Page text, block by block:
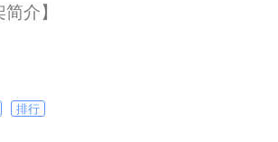
介】
排行